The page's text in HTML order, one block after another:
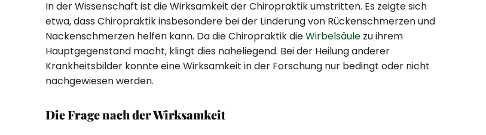
In der Wissenschaft ist die Wirksamkeit der Chiropraktik umstritten. Es zeigte sich
etwa, dass Chiropraktik insbesondere bei der Linderung von Rückenschmerzen und
Nackenschmerzen helfen kann. Da die Chiropraktik dieWirbelsäule zu ihrem
Hauptgegenstand macht, klingt dies naheliegend. Bei der Heilung anderer
Krankheitsbilder konnte eine Wirksamkeit in der Forschung nur bedingt oder nicht
nachgewiesen werden.
Die Frage nach der Wirksamkeit